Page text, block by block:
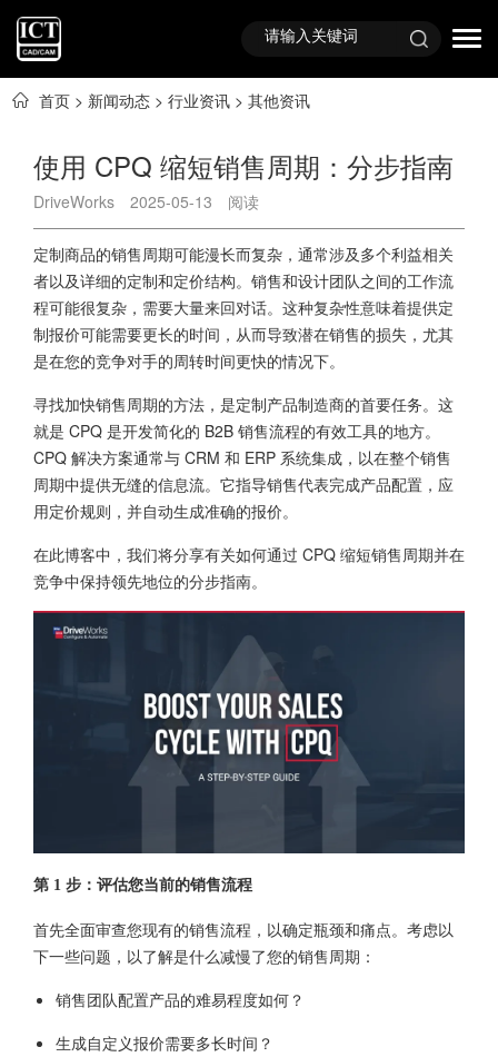
首页 > 新闻动态 > 行业资讯 > 其他资讯
使用 CPQ 缩短销售周期：分步指南
DriveWorks 2025-05-13 阅读
定制商品的销售周期可能漫长而复杂，通常涉及多个利益相关
者以及详细的定制和定价结构。销售和设计团队之间的工作流
程可能很复杂，需要大量来回对话。这种复杂性意味着提供定
制报价可能需要更长的时间，从而导致潜在销售的损失，尤其
是在您的竞争对手的周转时间更快的情况下。
寻找加快销售周期的方法，是定制产品制造商的首要任务。这
就是 CPQ 是开发简化的 B2B 销售流程的有效工具的地方。
CPQ 解决方案通常与 CRM 和 ERP 系统集成，以在整个销售
周期中提供无缝的信息流。它指导销售代表完成产品配置，应
用定价规则，并自动生成准确的报价。
在此博客中，我们将分享有关如何通过 CPQ 缩短销售周期并在
竞争中保持领先地位的分步指南。
第 1 步：评估您当前的销售流程
首先全面审查您现有的销售流程，以确定瓶颈和痛点。考虑以
下一些问题，以了解是什么减慢了您的销售周期：
销售团队配置产品的难易程度如何？
生成自定义报价需要多长时间？